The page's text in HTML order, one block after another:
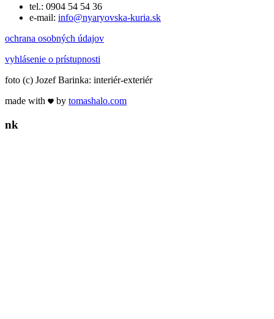
tel.: 0904 54 54 36
e-mail: info@nyaryovska-kuria.sk
ochrana osobných údajov
vyhlásenie o prístupnosti
foto (c) Jozef Barinka: interiér-exteriér
made with
by tomashalo.com
nk